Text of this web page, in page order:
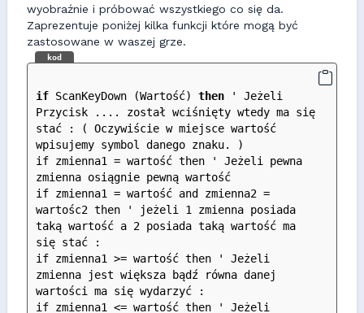
wyobraźnie i próbować wszystkiego co się da.
Zaprezentuje poniżej kilka funkcji które mogą być
zastosowane w waszej grze.
kod
if ScanKeyDown (Wartość) then ' Jeżeli
Przycisk .... został wciśnięty wtedy ma się
stać : ( Oczywiście w miejsce wartość
wpisujemy symbol danego znaku. )
if zmienna1 = wartość then ' Jeżeli pewna
zmienna osiągnie pewną wartość
if zmienna1 = wartość and zmienna2 =
wartośc2 then ' jeżeli 1 zmienna posiada
taką wartość a 2 posiada taką wartość ma
się stać :
if zmienna1 >= wartość then ' Jeżeli
zmienna jest większa bądź równa danej
wartości ma się wydarzyć :
if zmienna1 <= wartość then ' Jeżeli